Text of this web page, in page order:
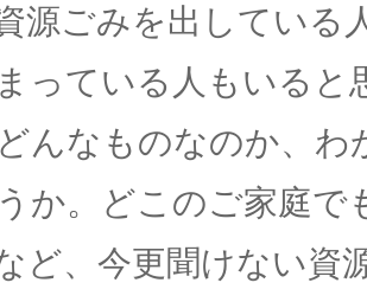
源ごみを出している
っている人もいる
んなものなのか、
か。どこのご家庭
ど、今更聞けない資